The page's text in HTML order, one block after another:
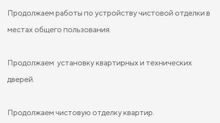
Продолжаем работы по устройству чистовой отделки в
местах общего пользования.
Продолжаем установку квартирных и технических
дверей.
Продолжаем чистовую отделку квартир.